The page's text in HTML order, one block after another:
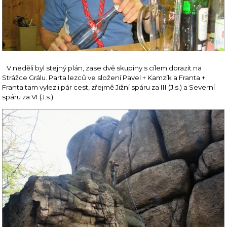
V neděli byl stejný plán, zase dvě skupiny s cílem dorazit na
Strážce Grálu. Parta lezců ve složení Pavel + Kamzík a Franta +
Franta tam vylezli pár cest, zřejmě Jižní spáru za III (J.s.) a Severní
spáru za VI (J.s.).